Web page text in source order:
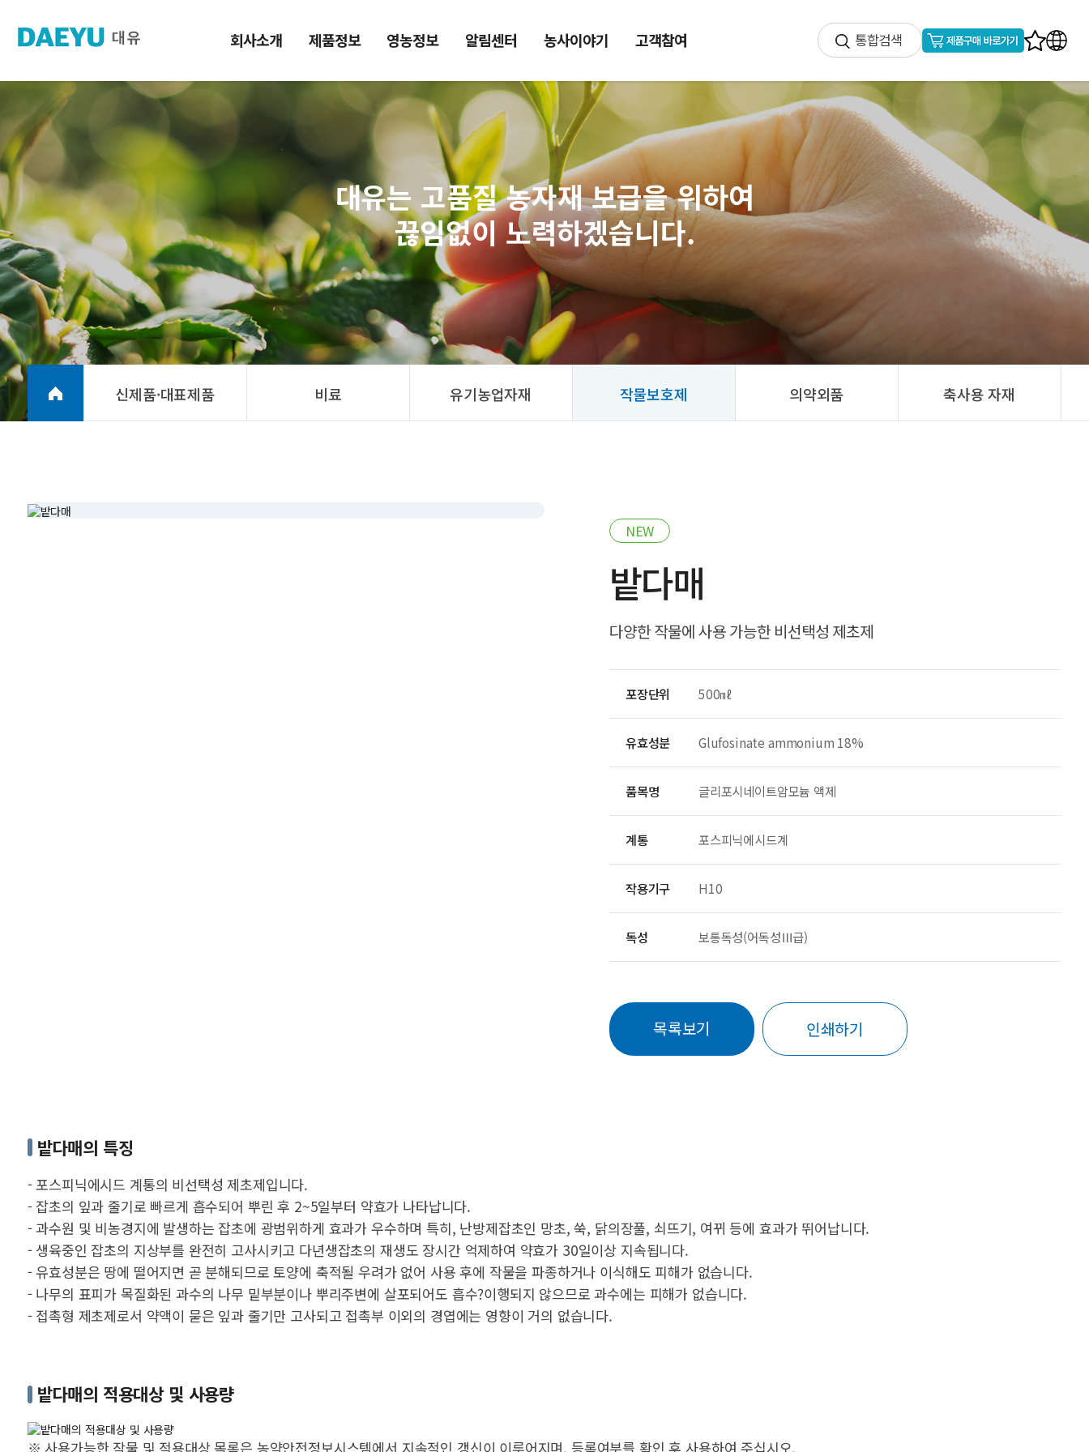
통합검색
회사소개 제품정보 영농정보 알림센터 농사이야기 고객참여
대유는 고품질 농자재 보급을 위하여
끊임없이 노력하겠습니다.
신제품·대표제품 비료 유기농업자재 작물보호제 의약외품 축사용 자재
NEW
밭다매
다양한 작물에 사용 가능한 비선택성 제초제
포장단위 500㎖
유효성분 Glufosinate ammonium 18%
품목명 글리포시네이트암모늄 액제
계통 포스피닉에시드계
작용기구 H10
독성 보통독성(어독성Ⅲ급)
목록보기 인쇄하기
밭다매의 특징
- 포스피닉에시드 계통의 비선택성 제초제입니다.
- 잡초의 잎과 줄기로 빠르게 흡수되어 뿌린 후 2~5일부터 약효가 나타납니다.
- 과수원 및 비농경지에 발생하는 잡초에 광범위하게 효과가 우수하며 특히, 난방제잡초인 망초, 쑥, 닭의장풀, 쇠뜨기, 여뀌 등에 효과가 뛰어납니다.
- 생육중인 잡초의 지상부를 완전히 고사시키고 다년생잡초의 재생도 장시간 억제하여 약효가 30일이상 지속됩니다.
- 유효성분은 땅에 떨어지면 곧 분해되므로 토양에 축적될 우려가 없어 사용 후에 작물을 파종하거나 이식해도 피해가 없습니다.
- 나무의 표피가 목질화된 과수의 나무 밑부분이나 뿌리주변에 살포되어도 흡수?이행되지 않으므로 과수에는 피해가 없습니다.
- 접촉형 제초제로서 약액이 묻은 잎과 줄기만 고사되고 접촉부 이외의 경엽에는 영향이 거의 없습니다.
밭다매의 적용대상 및 사용량
※ 사용가능한 작물 및 적용대상 목록은 농약안전정보시스템에서 지속적인 갱신이 이루어지며, 등록여부를 확인 후 사용하여 주십시오.